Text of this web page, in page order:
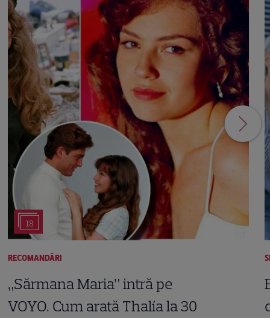
18
RECOMANDĂRI
„Sărmana Maria” intră pe
VOYO. Cum arată Thalía la 30